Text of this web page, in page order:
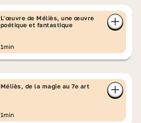
L'œuvre de Méliès, une œuvre
poétique et fantastique
1min
Méliès, de la magie au 7e art
1min